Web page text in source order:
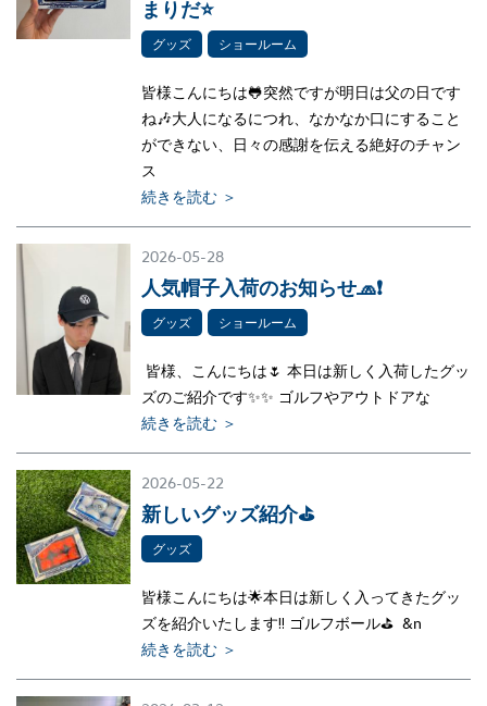
まりだ⭐
グッズ ショールーム
皆様こんにちは🐸突然ですが明日は父の日です
ね🎶大人になるにつれ、なかなか口にすること
ができない、日々の感謝を伝える絶好のチャン
ス
続きを読む ＞
2026-05-28
人気帽子入荷のお知らせ🧢❗
グッズ ショールーム
皆様、こんにちは🌷 本日は新しく入荷したグッ
ズのご紹介です✨✨ ゴルフやアウトドアな
続きを読む ＞
2026-05-22
新しいグッズ紹介⛳
グッズ
皆様こんにちは🌟本日は新しく入ってきたグッ
ズを紹介いたします‼ ゴルフボール⛳ &n
続きを読む ＞